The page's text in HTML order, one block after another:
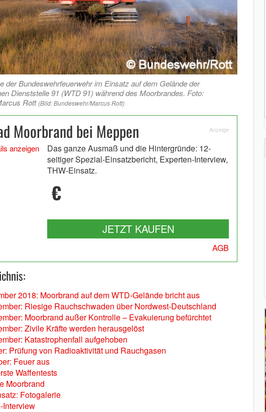
der Bundeswehrfeuerwehr im Einsatz auf dem Gelände der
Dienststelle 91 (WTD 91) während des Moorbrandes. Foto:
Rott (Bild: Bundeswehr/Marcus Rott)
Moorbrand bei Meppen Anzeige
anzeigen
Das ganze Ausmaß und die Hintergründe: 12-
seitiger Spezial-Einsatzbericht, Experten-Interview,
THW-Einsatz.
€
JETZT KAUFEN
AGB
2018: Moorbrand auf dem WTD-Gelände bricht aus
Riesige Rauchschwaden über Nordwest-Deutschland
Moorbrand außer Kontrolle – Evakuierung befürchtet
Zivile Kräfte werden herausgelöst
Katastrophenfall aufgehoben
Prüfung von Radioaktivität und Rauchgasen
Feuer aus
Waffentests
Moorbrand
Fotogalerie
Interview